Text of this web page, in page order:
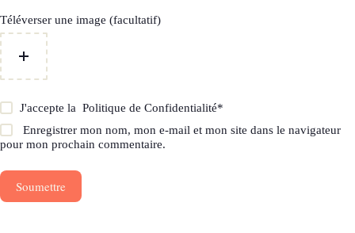
Téléverser une image (facultatif)
J'accepte laPolitique de Confidentialité*
Enregistrer mon nom, mon e-mail et mon site dans le navigateur
pour mon prochain commentaire.
Soumettre